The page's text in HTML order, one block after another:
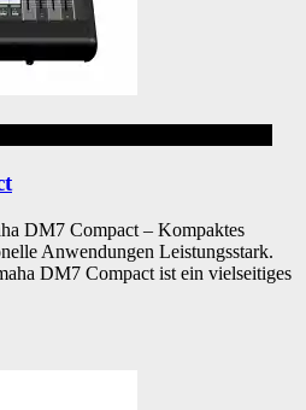
DM7 Compact – Kompaktes
Anwendungen Leistungsstark.
DM7 Compact ist ein vielseitiges